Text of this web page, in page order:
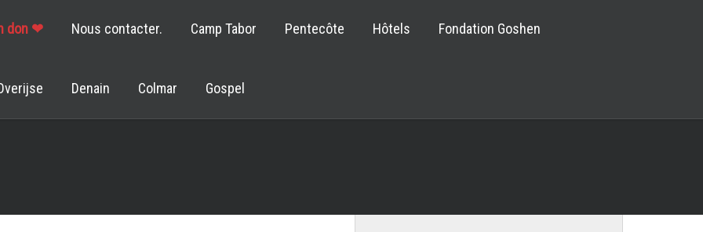
don ❤ Nous contacter. Camp Tabor Pentecôte Hôtels Fondation Goshen
Denain Colmar Gospel